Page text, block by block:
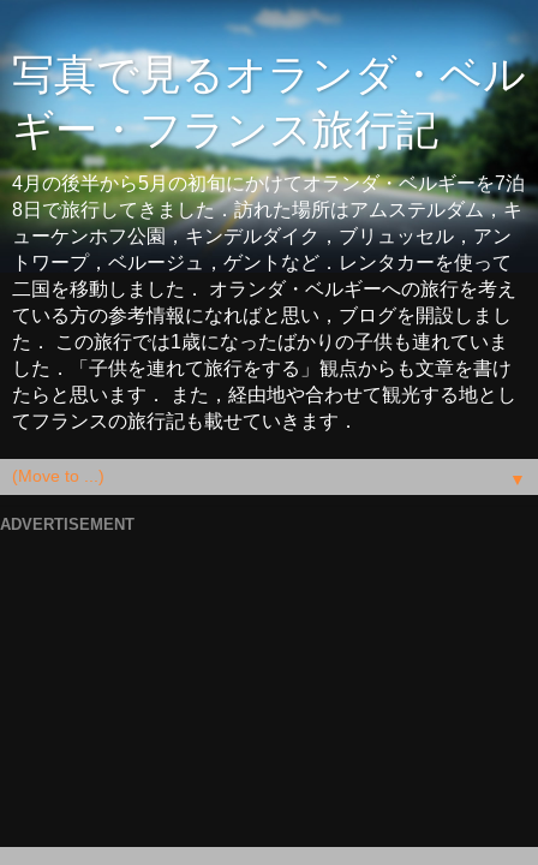
写真で見るオランダ・ベル
ギー・フランス旅行記
4月の後半から5月の初旬にかけてオランダ・ベルギーを7泊
8日で旅行してきました．訪れた場所はアムステルダム，キ
ューケンホフ公園，キンデルダイク，ブリュッセル，アン
トワープ，ベルージュ，ゲントなど．レンタカーを使って
二国を移動しました． オランダ・ベルギーへの旅行を考え
ている方の参考情報になればと思い，ブログを開設しまし
た． この旅行では1歳になったばかりの子供も連れていま
した．「子供を連れて旅行をする」観点からも文章を書け
たらと思います． また，経由地や合わせて観光する地とし
てフランスの旅行記も載せていきます．
▼
ADVERTISEMENT